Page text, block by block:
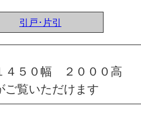
引戸･片引
５０幅 ２０００高
ご覧いただけます